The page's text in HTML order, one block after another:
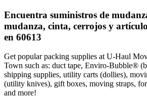
Encuentra suministros de
mudanza, cinta, cerrojos y
en 60613
Get popular packing supplies at U-Haul
Town such as: duct tape, Enviro-Bubble®
shipping supplies, utility carts (dollies),
(utility knives), gift boxes, moving straps,
and more!